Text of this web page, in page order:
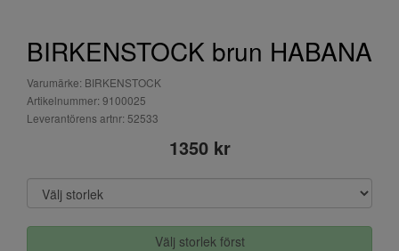
BIRKENSTOCK brun HABANA
Varumärke: BIRKENSTOCK
Artikelnummer: 9100025
Leverantörens artnr: 52533
1350 kr
Välj storlek först